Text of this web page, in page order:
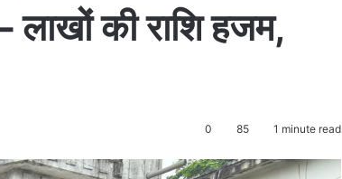
की राशि हजम,
0 85 1 minute read